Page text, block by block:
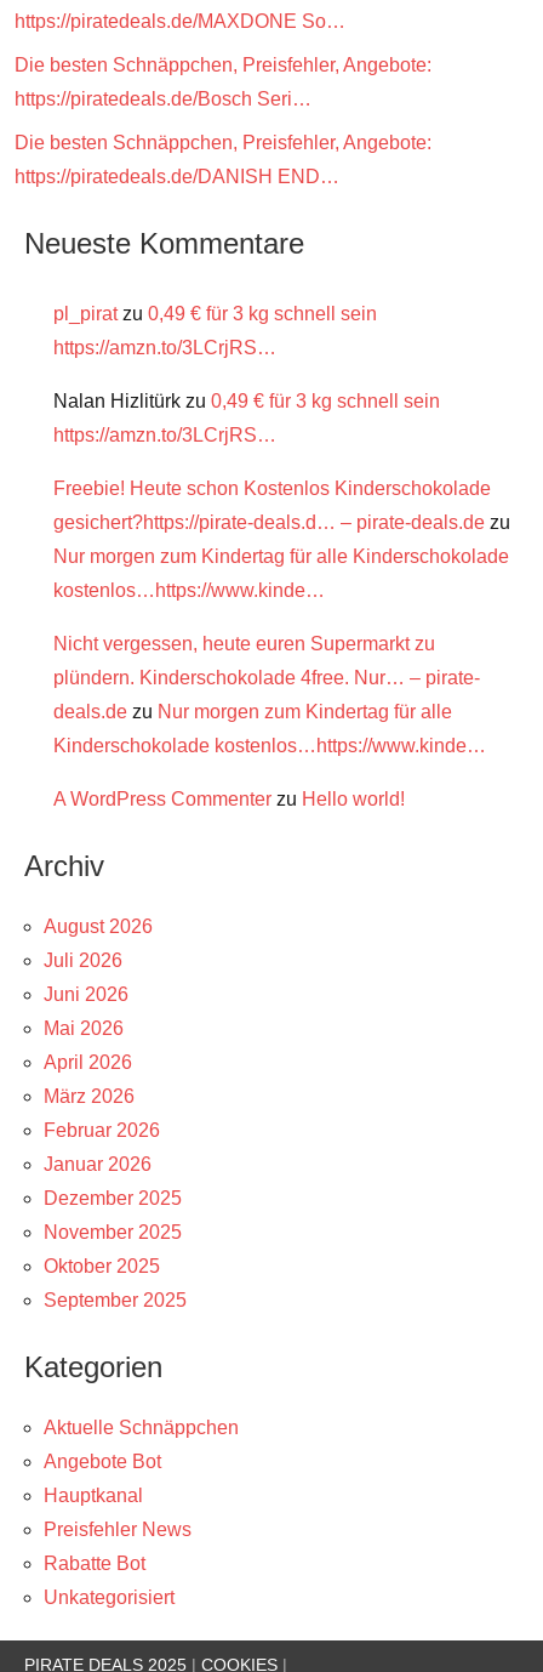
https://piratedeals.de/MAXDONE So…
Die besten Schnäppchen, Preisfehler, Angebote:
https://piratedeals.de/Bosch Seri…
Die besten Schnäppchen, Preisfehler, Angebote:
https://piratedeals.de/DANISH END…
Neueste Kommentare
pl_piratzu 0,49 € für 3 kg schnell sein
https://amzn.to/3LCrjRS…
Nalan Hizlitürk zu 0,49 € für 3 kg schnell sein
https://amzn.to/3LCrjRS…
Freebie! Heute schon Kostenlos Kinderschokolade
gesichert?https://pirate-deals.d… – pirate-deals.de zu
Nur morgen zum Kindertag für alle Kinderschokolade
kostenlos…https://www.kinde…
Nicht vergessen, heute euren Supermarkt zu
plündern. Kinderschokolade 4free. Nur… – pirate-
deals.de zu Nur morgen zum Kindertag für alle
Kinderschokolade kostenlos…https://www.kinde…
A WordPress Commenter zu Hello world!
Archiv
August 2026
Juli 2026
Juni 2026
Mai 2026
April 2026
März 2026
Februar 2026
Januar 2026
Dezember 2025
November 2025
Oktober 2025
September 2025
Kategorien
Aktuelle Schnäppchen
Angebote Bot
Hauptkanal
Preisfehler News
Rabatte Bot
Unkategorisiert
PIRATE DEALS 2025 | COOKIES |